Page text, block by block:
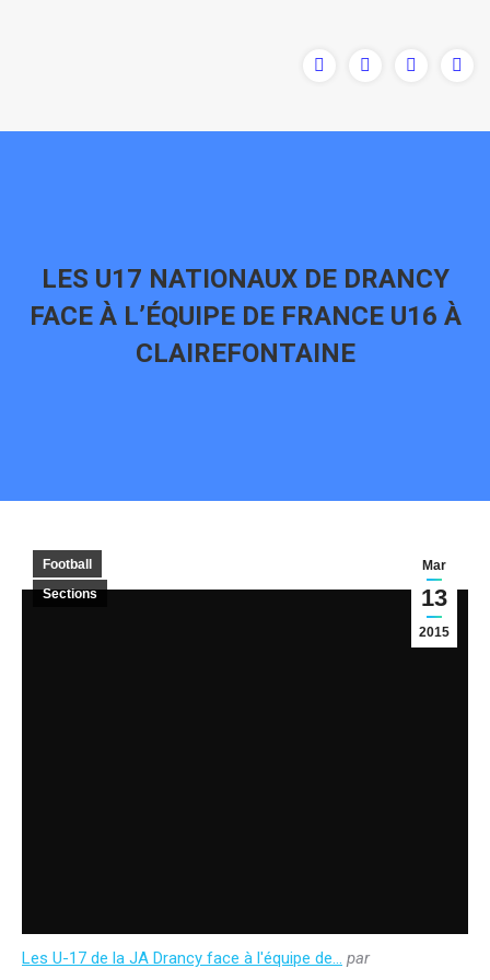
LES U17 NATIONAUX DE DRANCY
FACE À L’ÉQUIPE DE FRANCE U16 À
CLAIREFONTAINE
Mar
13
2015
Football
Sections
Les U-17 de la JA Drancy face à l'équipe de… par